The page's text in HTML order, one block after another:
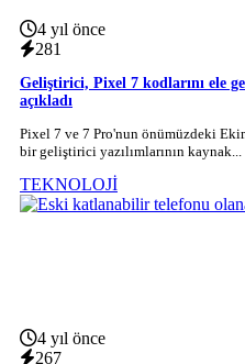
4 yıl önce
281
Geliştirici, Pixel 7 kodlarını ele
açıkladı
Pixel 7 ve 7 Pro'nun önümüzdeki
bir geliştirici yazılımlarının kaynak...
TEKNOLOJİ
4 yıl önce
267